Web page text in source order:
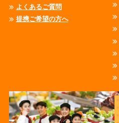
よくあるご質問
提携ご希望の方へ